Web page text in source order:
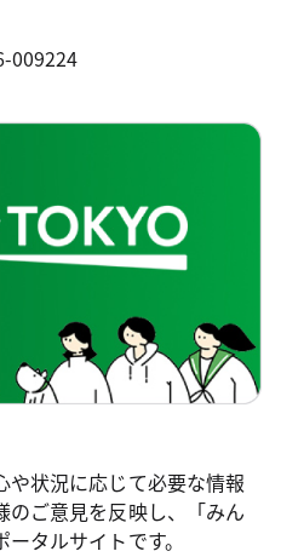
009224
状況に応じて必要な情報
のご意見を反映し、「みん
タルサイトです。